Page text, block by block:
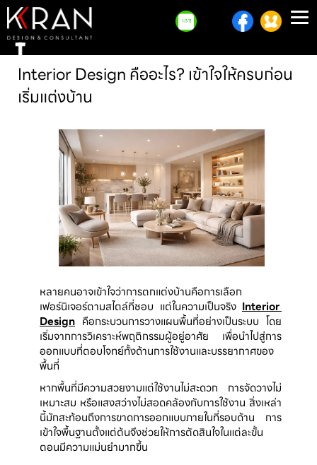
Interior Design คืออะไร? เข้าใจให้ครบก่อน
เริ่มแต่งบ้าน
หลายคนอาจเข้าใจว่าการตกแต่งบ้านคือการเลือก
เฟอร์นิเจอร์ตามสไตล์ที่ชอบ แต่ในความเป็นจริง Interior
Design คือกระบวนการวางแผนพื้นที่อย่างเป็นระบบ โดย
เริ่มจากการวิเคราะห์พฤติกรรมผู้อยู่อาศัย เพื่อนำไปสู่การ
ออกแบบที่ตอบโจทย์ทั้งด้านการใช้งานและบรรยากาศของ
พื้นที่
หากพื้นที่มีความสวยงามแต่ใช้งานไม่สะดวก การจัดวางไม่
เหมาะสม หรือแสงสว่างไม่สอดคล้องกับการใช้งาน สิ่งเหล่า
นี้มักสะท้อนถึงการขาดการออกแบบภายในที่รอบด้าน การ
เข้าใจพื้นฐานตั้งแต่ต้นจึงช่วยให้การตัดสินใจในแต่ละขั้น
ตอนมีความแม่นยำมากขึ้น